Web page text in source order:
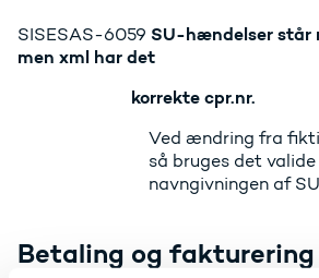
SISESAS-6059 SU-hændelser står
men xml har det
korrekte
Ved ændring fra
så bruges det valide
navngivningen af
Betaling og fakturering